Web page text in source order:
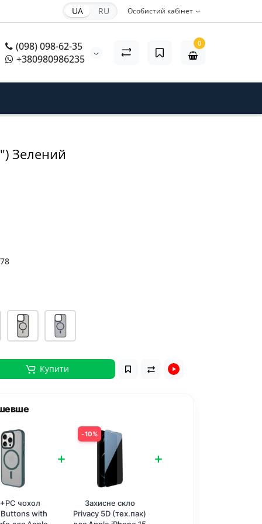
Особистий кабінет
UA RU
(098) 098-62-35
+380980986235
0
Зелений
Купити
чохол
with
+
10%
Захисне скло
Privacy 5D (тех.пак)
+